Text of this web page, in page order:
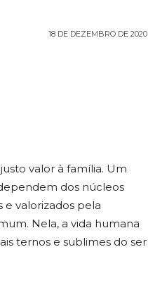
18 DE DEZEMBRO DE 2020
valor à família. Um
dos núcleos
valorizados pela
Nela, a vida humana
ternos e sublimes do ser